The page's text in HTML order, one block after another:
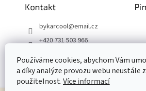
Používáme cookies, abychom Vám
a díky analýze provozu webu neustále
použitelnost.Více informací
Kontakt
bykarcool@email.cz
+420 731 503 966
rcool
@by.karcool